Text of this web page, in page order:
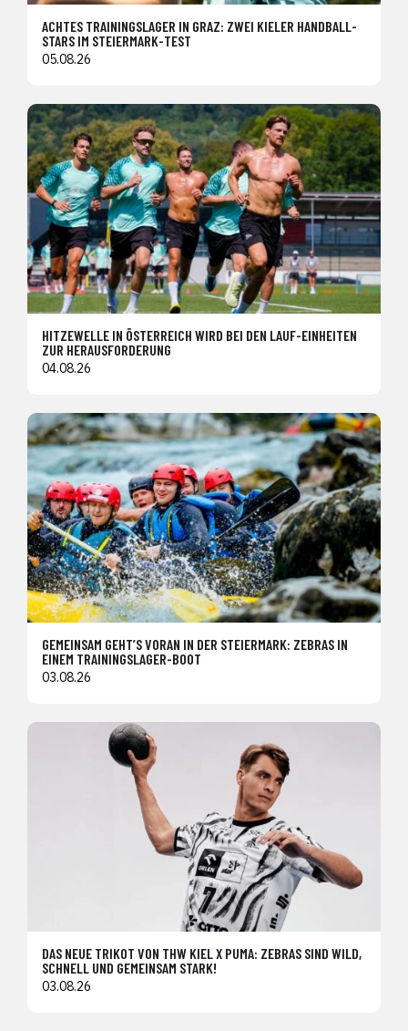
ACHTES TRAININGSLAGER IN GRAZ: ZWEI KIELER HANDBALL-
STARS IM STEIERMARK-TEST
05.08.26
HITZEWELLE IN ÖSTERREICH WIRD BEI DEN LAUF-EINHEITEN
ZUR HERAUSFORDERUNG
04.08.26
GEMEINSAM GEHT’S VORAN IN DER STEIERMARK: ZEBRAS IN
EINEM TRAININGSLAGER-BOOT
03.08.26
DAS NEUE TRIKOT VON THW KIEL X PUMA: ZEBRAS SIND WILD,
SCHNELL UND GEMEINSAM STARK!
03.08.26